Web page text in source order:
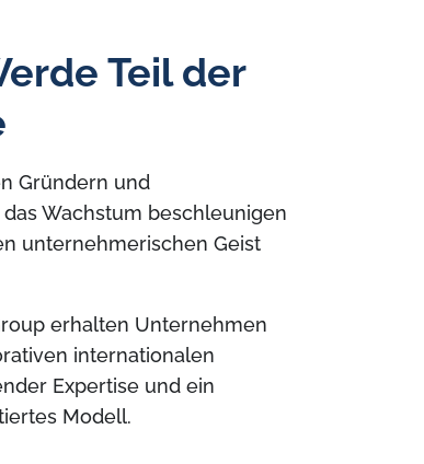
Teil der
Gründern und
Wachstum beschleunigen
unternehmerischen Geist
erhalten Unternehmen
internationalen
Expertise und ein
Modell.